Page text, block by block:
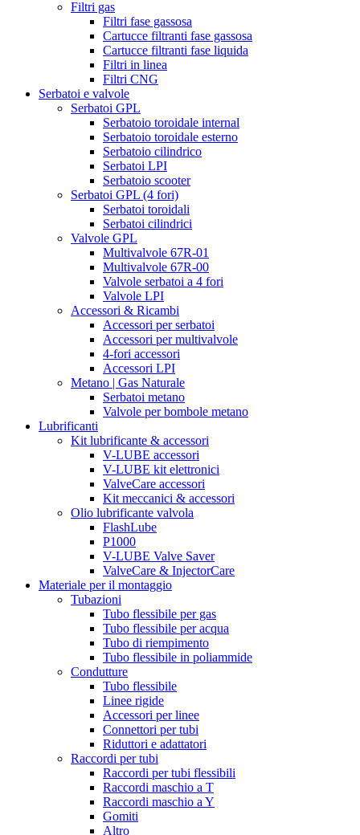
Filtri gas
Filtri fase gassosa
Cartucce filtranti fase gassosa
Cartucce filtranti fase liquida
Filtri in linea
Filtri CNG
Serbatoi e valvole
Serbatoi GPL
Serbatoio toroidale internal
Serbatoio toroidale esterno
Serbatoio cilindrico
Serbatoi LPI
Serbatoio scooter
Serbatoi GPL (4 fori)
Serbatoi toroidali
Serbatoi cilindrici
Valvole GPL
Multivalvole 67R-01
Multivalvole 67R-00
Valvole serbatoi a 4 fori
Valvole LPI
Accessori & Ricambi
Accessori per serbatoi
Accessori per multivalvole
4-fori accessori
Accessori LPI
Metano | Gas Naturale
Serbatoi metano
Valvole per bombole metano
Lubrificanti
Kit lubrificante & accessori
V-LUBE accessori
V-LUBE kit elettronici
ValveCare accessori
Kit meccanici & accessori
Olio lubrificante valvola
FlashLube
P1000
V-LUBE Valve Saver
ValveCare & InjectorCare
Materiale per il montaggio
Tubazioni
Tubo flessibile per gas
Tubo flessibile per acqua
Tubo di riempimento
Tubo flessibile in poliammide
Condutture
Tubo flessibile
Linee rigide
Accessori per linee
Connettori per tubi
Riduttori e adattatori
Raccordi per tubi
Raccordi per tubi flessibili
Raccordi maschio a T
Raccordi maschio a Y
Gomiti
Altro